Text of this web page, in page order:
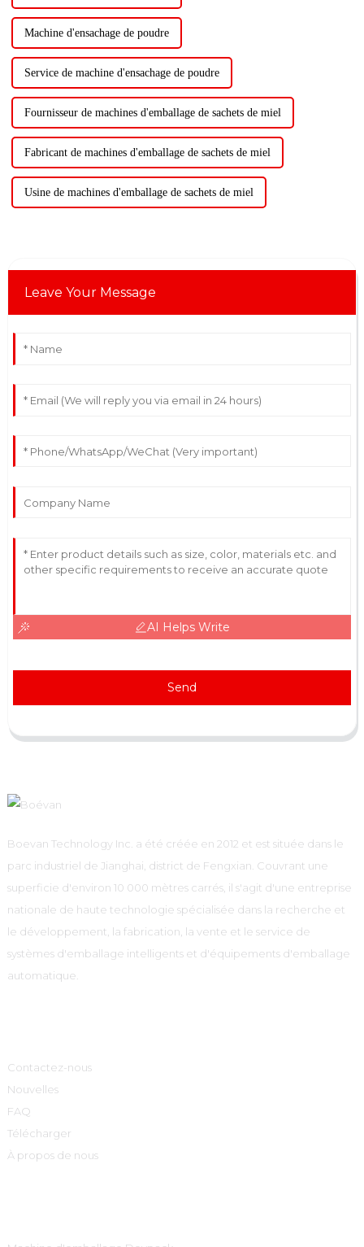
Machine d'ensachage de poudre
Service de machine d'ensachage de poudre
Fournisseur de machines d'emballage de sachets de miel
Fabricant de machines d'emballage de sachets de miel
Usine de machines d'emballage de sachets de miel
Leave Your Message
AI Helps Write
Send
Boevan Technology Inc. a été créée en 2012 et est située dans le
parc industriel de Jianghai, district de Fengxian. Couvrant une
superficie d'environ 10 000 mètres carrés, il s'agit d'une entreprise
nationale de haute technologie spécialisée dans la recherche et
le développement, la fabrication, la vente et le service de
systèmes d'emballage intelligents et d'équipements d'emballage
automatique.
Contactez-nous
Nouvelles
FAQ
Télécharger
À propos de nous